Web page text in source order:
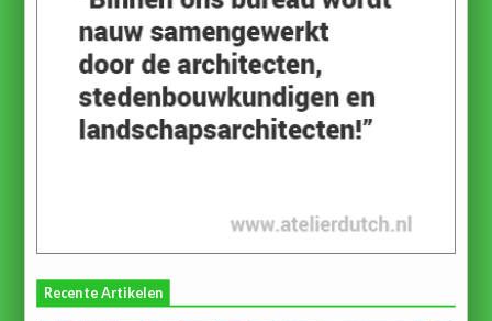
Recente Artikelen